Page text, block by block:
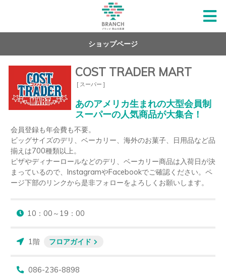
ショップページ
COST TRADER MART
[ スーパー ]
あのアメリカ生まれの大型会員制
スーパーの人気商品が大集合！
会員登録も年会費も不要。
ビッグサイズのデリ、ベーカリー、海外のお菓子、日用品など品
揃えは700種類以上。
ピザやディナーロールなどのデリ、ベーカリー商品は入荷日が決
まっているので、InstagramやFacebookでご確認ください。ペ
ージ下部のリンクから是非フォローをよろしくお願いします。
10：00～19：00
1階 フロアガイド
086-236-8898